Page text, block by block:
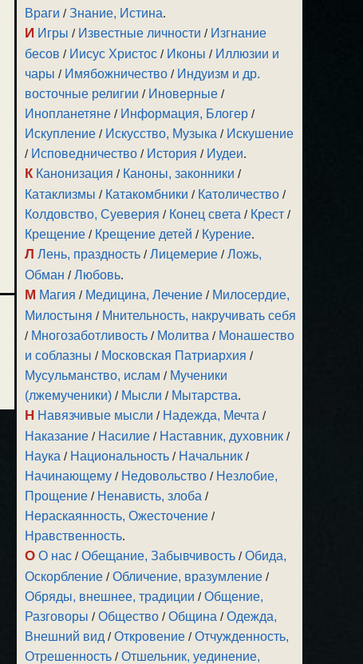
Враги /Знание, Истина.
И Игры / Известные личности / Изгнание
бесов / Иисус Христос / Иконы / Иллюзии и
чары / Имябожничество / Индуизм и др.
восточные религии / Иноверные /
Инопланетяне / Информация, Блогер /
Искупление / Искусство, Музыка / Искушение
/ Исповедничество / История / Иудеи.
К Канонизация / Каноны, законники /
Катаклизмы / Катакомбники / Католичество /
Колдовство, Суеверия / Конец света / Крест /
Крещение / Крещение детей / Курение.
Л Лень, праздность /Лицемерие /Ложь,
Обман /Любовь.
М Магия / Медицина, Лечение / Милосердие,
Милостыня / Мнительность, накручивать себя
/ Многозаботливость / Молитва / Монашество
и соблазны / Московская Патриархия /
Мусульманство, ислам / Мученики
(лжемученики) / Мысли / Мытарства.
Н Навязчивые мысли / Надежда, Мечта /
Наказание / Насилие / Наставник, духовник /
Наука / Национальность / Начальник /
Начинающему / Недовольство / Незлобие,
Прощение / Ненависть, злоба /
Нераскаянность, Ожесточение /
Нравственность.
О О нас /Обещание, Забывчивость /Обида,
Оскорбление /Обличение, вразумление /
Обряды, внешнее, традиции /Общение,
Разговоры /Общество /Община /Одежда,
Внешний вид /Откровение /Отчужденность,
Отрешенность /Отшельник, уединение,